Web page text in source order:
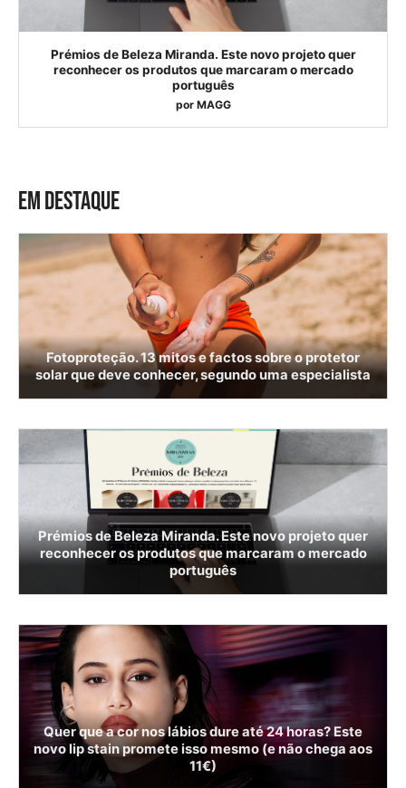
Prémios de Beleza Miranda. Este novo projeto quer
reconhecer os produtos que marcaram o mercado
português
por MAGG
EM DESTAQUE
Fotoproteção. 13 mitos e factos sobre o protetor
solar que deve conhecer, segundo uma especialista
Prémios de Beleza Miranda. Este novo projeto quer
reconhecer os produtos que marcaram o mercado
português
Quer que a cor nos lábios dure até 24 horas? Este
novo lip stain promete isso mesmo (e não chega aos
11€)